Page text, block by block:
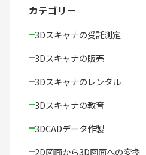
カテゴリー
3Dスキャナの受託測定
3Dスキャナの販売
3Dスキャナのレンタル
3Dスキャナの教育
3DCADデータ作製
2D図面から3D図面への変換